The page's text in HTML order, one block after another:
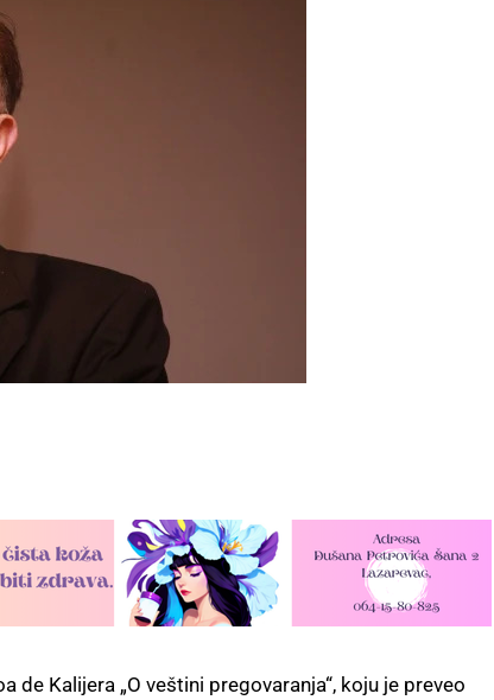
de Kalijera „O veštini pregovaranja“, koju je preveo